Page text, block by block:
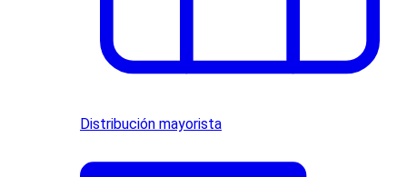
Distribución mayorista